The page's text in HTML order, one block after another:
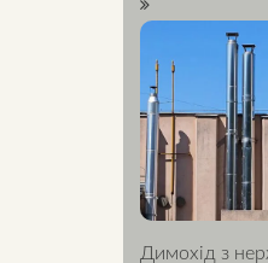
Димохід з